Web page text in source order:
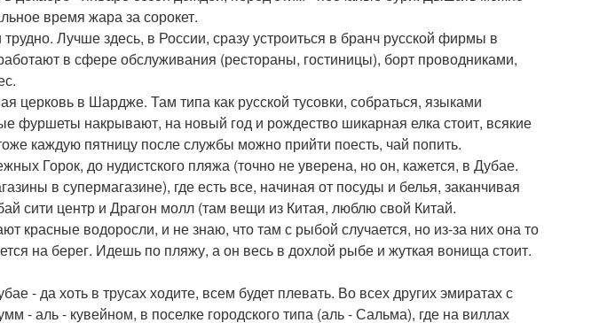
время жара за сорокет.
Лучше здесь, в России, сразу устроиться в бранч русской фирмы в
в сфере обслуживания (рестораны, гостиницы), борт проводниками,
церковь в Шардже. Там типа как русской тусовки, собраться, языками
фуршеты накрывают, на новый год и рождество шикарная елка стоит, всякие
каждую пятницу после службы можно прийти поесть, чай попить.
Горок, до нудистского пляжа (точно не уверена, но он, кажется, в Дубае.
в супермагазине), где есть все, начиная от посуды и белья, заканчивая
сити центр и Драгон молл (там вещи из Китая, люблю свой Китай.
красные водоросли, и не знаю, что там с рыбой случается, но из-за них она то
на берег. Идешь по пляжу, а он весь в дохлой рыбе и жуткая вонища стоит.
- да хоть в трусах ходите, всем будет плевать. Во всех других эмиратах с
- аль - кувейном, в поселке городского типа (аль - Сальма), где на виллах